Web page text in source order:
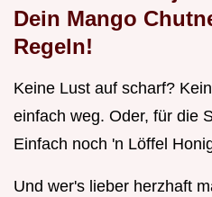
Dein Mango
Regeln!
Keine Lust auf scharf?
einfach weg. Oder, für die
Einfach noch 'n Löffel
Und wer's lieber herzhaft